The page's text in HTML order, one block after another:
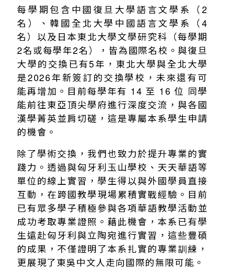
每學期包含中國復旦大學語言文學系（2
名）、韓國全北大學中國語言文學系（4
名）以及日本東北大學文學研究科（每學期
2名或每學年2名），皆為國際名校。與復旦
大學的交換已有5年，東北大學與全北大學
是2026年新簽訂的交換學校，未來還有可
能再增加。目前每學年有 14 至 16 位 同學
能前往東亞頂尖學府進行深度交流，與各國
漢學菁英並肩切磋，這是專屬本系學生申請
的機會。
除了學術交換，我們也致力於提升專業的實
踐力。透過與匈牙利玉山學校、天天華語等
單位的線上實習，學生得以與外國學員直接
互動，在跨國教學現場累積實戰經驗。目前
已有眾多學子積極參與各項華語教學活動並
成功考取專業證照。藉此機會，本系已有學
生遠赴匈牙利與立陶宛進行實習，這些豐碩
的成果，不僅證明了本系扎實的專業訓練，
更展現了東吳中文人走向國際的無限可能。